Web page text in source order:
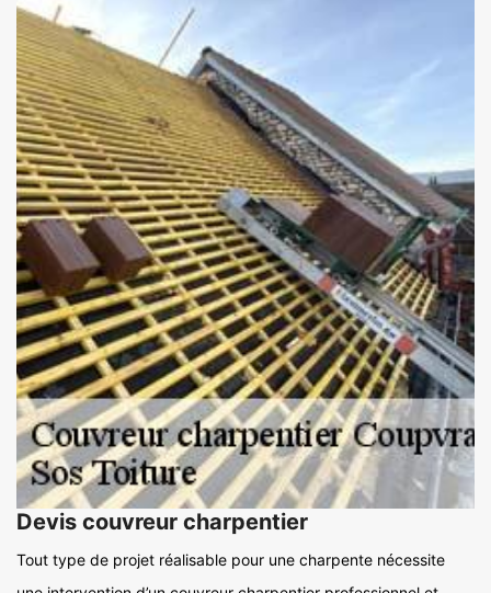
Devis couvreur charpentier
Tout type de projet réalisable pour une charpente nécessite